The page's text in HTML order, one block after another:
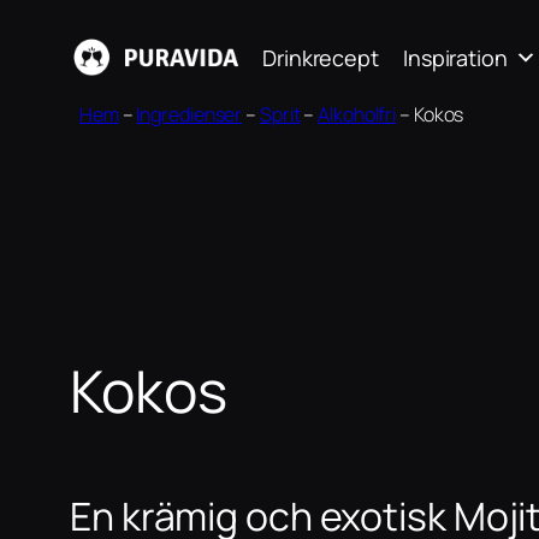
innehåll
Drinkrecept Inspiration
Hem–Ingredienser–Sprit–Alkoholfri– Kokos
Kokos
En krämig och exotisk